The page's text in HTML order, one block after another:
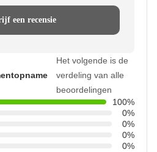
een recensie
Het volgende is de
verdeling van alle
beoordelingen
100%
0%
0%
0%
0%